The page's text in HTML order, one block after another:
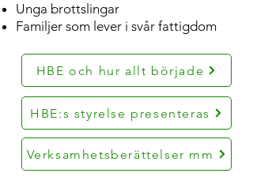
Unga brottslingar
Familjer som lever i svår fattigdom
HBE och hur allt började
HBE:s styrelse presenteras
Verksamhetsberättelser mm